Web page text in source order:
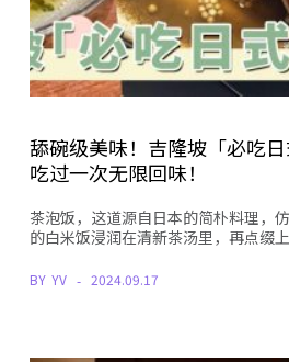
舔碗级美味！吉隆坡「必吃日
吃过一次无限回味！
茶泡饭，这道源自日本的简朴料理，
的白米饭浸润在清新茶汤里，再点缀
BY YV 2024.09.17